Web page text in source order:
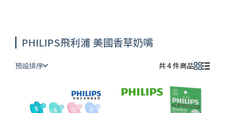
PHILIPS飛利浦 美國香草奶嘴
預設排序 共 4 件商品